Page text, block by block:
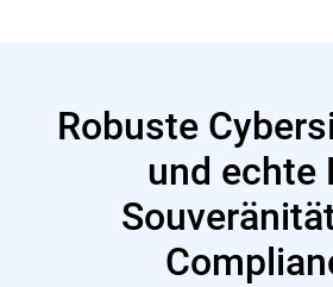
Robuste
und echte